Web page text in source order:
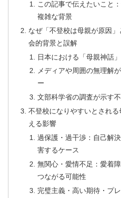
この記事で伝えたいこと
複雑な背景
なぜ「不登校は母親が原因
会的背景と誤解
日本における「母親神話
メディアや周囲の無理解
ー
文部科学省の調査が示す
不登校になりやすいとされ
える影響
過保護・過干渉：自己解
害するケース
無関心・愛情不足：愛着
つながる可能性
完璧主義・高い期待・プ